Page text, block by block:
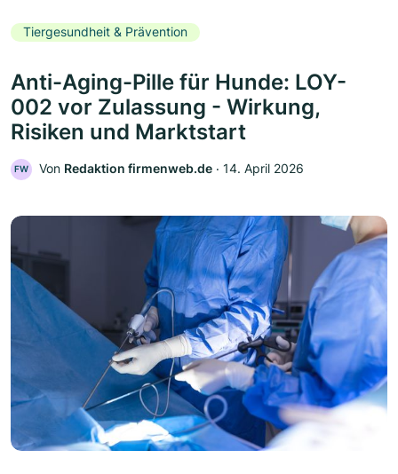
Tiergesundheit & Prävention
Anti-Aging-Pille für Hunde: LOY-
002 vor Zulassung - Wirkung,
Risiken und Marktstart
FW Von Redaktion firmenweb.de ‧ 14. April 2026